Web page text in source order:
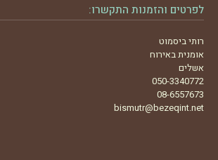
לפרטים והזמנות התקשרו:
רותי ביסמוט
אומנית באירוח
אשלים
050-3340772
08-6557673
bismutr@bezeqint.net